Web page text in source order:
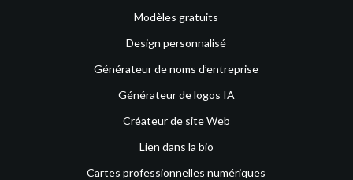
Modèles gratuits
Design personnalisé
Générateur de noms d’entreprise
Générateur de logos IA
Créateur de site Web
Lien dans la bio
Cartes professionnelles numériques